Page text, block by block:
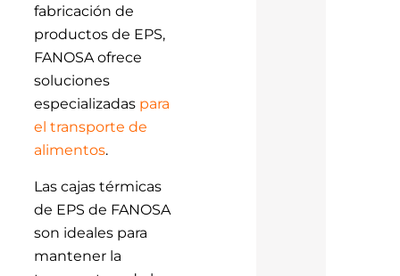
fabricación de
productos de EPS,
FANOSA ofrece
soluciones
especializadas para
el transporte de
alimentos.
Las cajas térmicas
de EPS de FANOSA
son ideales para
mantener la